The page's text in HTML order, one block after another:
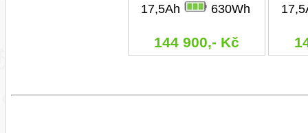
17,5Ah
630Wh
144 900,- Kč